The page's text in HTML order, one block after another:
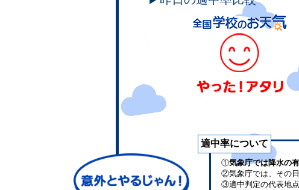
適中率について
①気象庁では降水の
②気象庁では、その
③適中判定の代表地